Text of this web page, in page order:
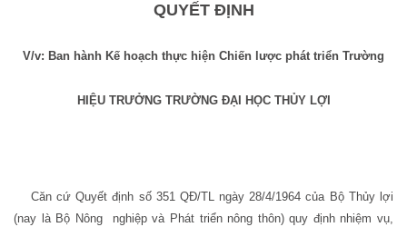
QUYẾT ĐỊNH
V/v: Ban hành Kế hoạch thực hiện Chiến lược phát triển Trường
HIỆU TRƯỞNG TRƯỜNG ĐẠI HỌC THỦY LỢI
Căn cứ Quyết định số 351 QĐ/TL ngày28/4/1964 của Bộ Thủy lợi
(nay là Bộ Nông
nghiệp và Phát triển nông thôn) quy định nhiệm vụ,